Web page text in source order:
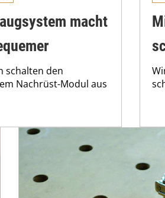
macht
schalten den
Nachrüst-Modul aus